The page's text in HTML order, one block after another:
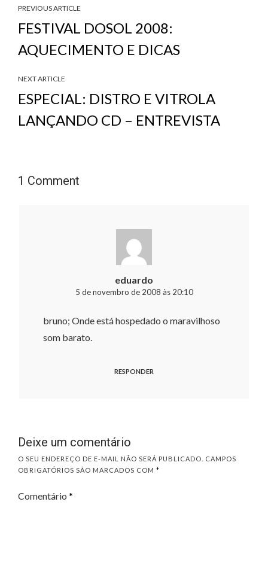
PREVIOUS ARTICLE
FESTIVAL DOSOL 2008:
AQUECIMENTO E DICAS
NEXT ARTICLE
ESPECIAL: DISTRO E VITROLA
LANÇANDO CD – ENTREVISTA
1 Comment
eduardo
5 de novembro de 2008 às 20:10
bruno; Onde está hospedado o maravilhoso
som barato.
RESPONDER
Deixe um comentário
O SEU ENDEREÇO DE E-MAIL NÃO SERÁ PUBLICADO.
CAMPOS
OBRIGATÓRIOS SÃO MARCADOS COM *
Comentário *